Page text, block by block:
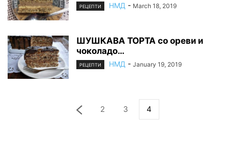
РЕЦЕПТИ НМД - March 18, 2019
ШУШКАВА ТОРТА со ореви и
чоколадо…
РЕЦЕПТИ НМД - January 19, 2019
2 3 4